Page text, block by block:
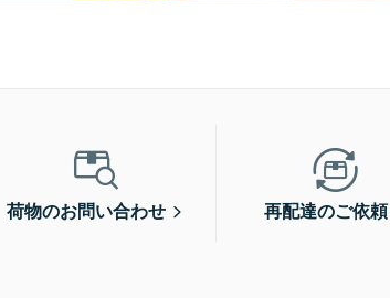
荷物のお問い合わせ 再配達のご依頼